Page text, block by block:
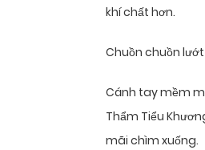
khí chất hơn.
Chuồn chuồn
Cánh tay mềm
Thẩm Tiểu
mãi chìm xuống.